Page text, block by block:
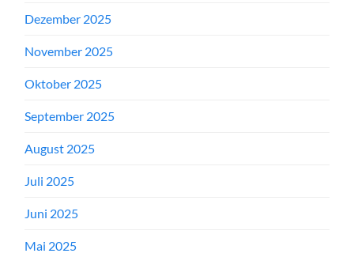
Dezember 2025
November 2025
Oktober 2025
September 2025
August 2025
Juli 2025
Juni 2025
Mai 2025